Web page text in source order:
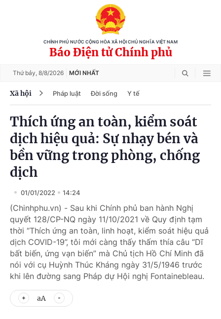
CHÍNH PHỦ NƯỚC CỘNG HÒA XÃ HỘI CHỦ NGHĨA VIỆT NAM
Báo Điện tử Chính phủ
Thứ bảy, 8/8/2026 MỚI NHẤT
Xã hội Pháp luật Đời sống Y tế
Thích ứng an toàn, kiểm soát
dịch hiệu quả: Sự nhạy bén và
bền vững trong phòng, chống
dịch
01/01/2022 14:24
(Chinhphu.vn) - Sau khi Chính phủ ban hành Nghị
quyết 128/CP-NQ ngày 11/10/2021 về Quy định tạm
thời “Thích ứng an toàn, linh hoạt, kiểm soát hiệu quả
dịch COVID-19”, tôi mới càng thấy thấm thía câu “Dĩ
bất biến, ứng vạn biến” mà Chủ tịch Hồ Chí Minh đã
nói với cụ Huỳnh Thúc Kháng ngày 31/5/1946 trước
khi lên đường sang Pháp dự Hội nghị Fontainebleau.
aA